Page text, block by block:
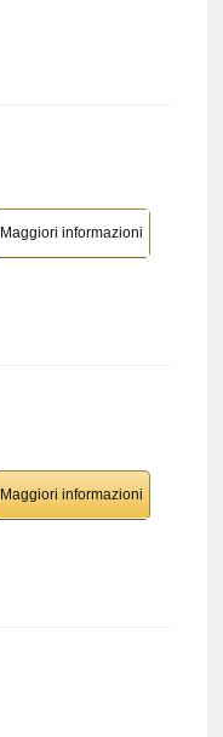
Maggiori informazioni
Maggiori informazioni